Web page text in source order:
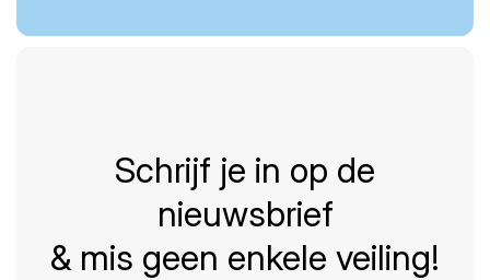
Schrijf je in op de
nieuwsbrief
& mis geen enkele veiling!